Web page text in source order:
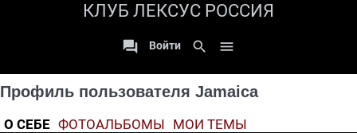
КЛУБ ЛЕКСУС РОССИЯ
 Войти search 
Профиль пользователя Jamaica
О СЕБЕ ФОТОАЛЬБОМЫ МОИ ТЕМЫ